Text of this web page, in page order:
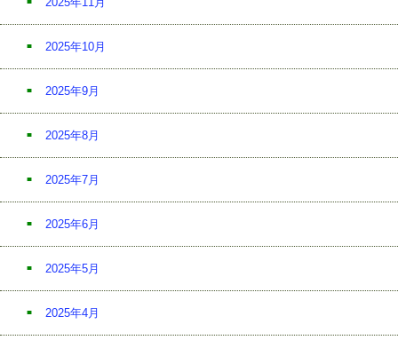
2025年10月
2025年9月
2025年8月
2025年7月
2025年6月
2025年5月
2025年4月